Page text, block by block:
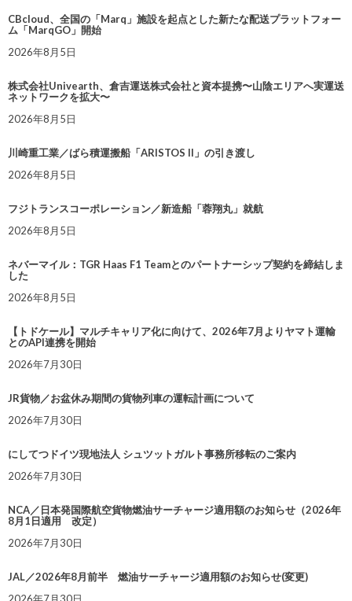
CBcloud、全国の「Marq」施設を起点とした新たな配送プラットフォー
ム「MarqGO」開始
2026年8月5日
株式会社Univearth、倉吉運送株式会社と資本提携〜山陰エリアへ実運送
ネットワークを拡大〜
2026年8月5日
川崎重工業／ばら積運搬船「ARISTOS II」の引き渡し
2026年8月5日
フジトランスコーポレーション／新造船「蓉翔丸」就航
2026年8月5日
ネバーマイル：TGR Haas F1 Teamとのパートナーシップ契約を締結しま
した
2026年8月5日
【トドケール】マルチキャリア化に向けて、2026年7月よりヤマト運輸
とのAPI連携を開始
2026年7月30日
JR貨物／お盆休み期間の貨物列車の運転計画について
2026年7月30日
にしてつドイツ現地法人 シュツットガルト事務所移転のご案内
2026年7月30日
NCA／日本発国際航空貨物燃油サーチャージ適用額のお知らせ（2026年
8月1日適用 改定）
2026年7月30日
JAL／2026年8月前半 燃油サーチャージ適用額のお知らせ(変更)